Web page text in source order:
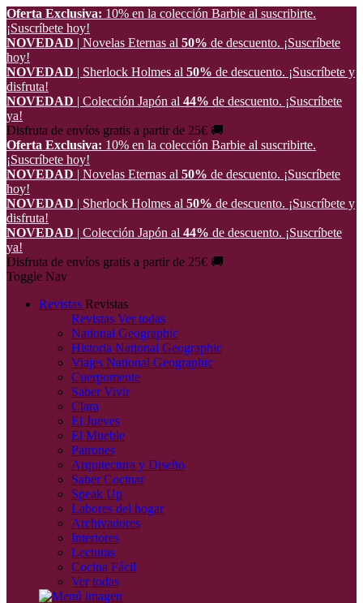
Oferta Exclusiva: 10% en la colección Barbie al suscribirte.
¡Suscríbete hoy!
NOVEDAD | Novelas Eternas al 50% de descuento. ¡Suscríbete
hoy!
NOVEDAD | Sherlock Holmes al 50% de descuento. ¡Suscríbete y
disfruta!
NOVEDAD | Colección Japón al 44% de descuento. ¡Suscríbete
ya!
Disfruta de envíos gratis a partir de 25€ 🚚
Oferta Exclusiva: 10% en la colección Barbie al suscribirte.
¡Suscríbete hoy!
NOVEDAD | Novelas Eternas al 50% de descuento. ¡Suscríbete
hoy!
NOVEDAD | Sherlock Holmes al 50% de descuento. ¡Suscríbete y
disfruta!
NOVEDAD | Colección Japón al 44% de descuento. ¡Suscríbete
ya!
Disfruta de envíos gratis a partir de 25€ 🚚
Toggle Nav
Revistas Revistas
Revistas Ver todas
National Geographic
Historia National Geographic
Viajes National Geographic
Cuerpomente
Saber Vivir
Clara
El Jueves
El Mueble
Patrones
Arquitectura y Diseño
Saber Cocinar
Speak Up
Labores del hogar
Archivadores
Interiores
Lecturas
Cocina Fácil
Ver todas